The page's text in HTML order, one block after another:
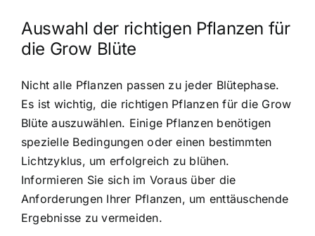
Auswahl der richtigen Pflanzen für
die Grow Blüte
Nicht alle Pflanzen passen zu jeder Blütephase.
Es ist wichtig, die richtigen Pflanzen für die Grow
Blüte auszuwählen. Einige Pflanzen benötigen
spezielle Bedingungen oder einen bestimmten
Lichtzyklus, um erfolgreich zu blühen.
Informieren Sie sich im Voraus über die
Anforderungen Ihrer Pflanzen, um enttäuschende
Ergebnisse zu vermeiden.